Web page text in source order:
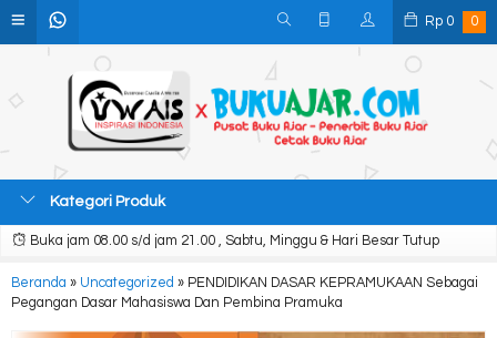
Rp 0 0
Kategori Produk
Buka jam 08.00 s/d jam 21.00 , Sabtu, Minggu & Hari Besar Tutup
Beranda » Uncategorized » PENDIDIKAN DASAR KEPRAMUKAAN Sebagai
Pegangan Dasar Mahasiswa Dan Pembina Pramuka